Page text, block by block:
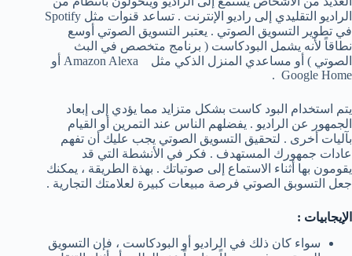
الراديو التقليدي إلى راديو الإنترنت . تساعد قنوات مثل Spotify
في تطوير التسويق الصوتي . يعتبر التسويق الصوتي أوسع
نطاقاً لأنه يشمل البودكاست ( برنامج متخصص في البث
الصوتي ) أو مساعدي المنزل الذكي مثل Amazon Alexa أو
Google Home .
يتم استخدام البود كاست بشكل متزايد مما يؤدي إلى إبعاد
الجمهور عن الراديو . يفضلهم الناس عند التمرين أو القيام
بآليات أخرى . لتحقيق التسويق الصوتي يجب عليك أن تفهم
عادات جمهورك المستهدف . فكر في الأنشطة التي قد
يقومون بها أثناء الاستماع إلى صوتياتك . بهذة الطريقة ، يمكنك
جعل التسوبق الصوتي فرصة مبيعات كبيرة لعلامتك التجارية .
الإيجابيات :
سواء كان ذلك في الراديو أو البودكاست ، فإن التسويق